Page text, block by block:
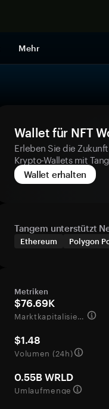
Mehr
Wallet für NFT
Erleben Sie die
Krypto-Wallets mit
Wallet erhalten
Tangem unterstützt
Ethereum Polygon
Metriken
$76.69K
Marktkapitalisierung
$1.48
Volumen (24h)
0.55B WRLD
Umlaufmenge